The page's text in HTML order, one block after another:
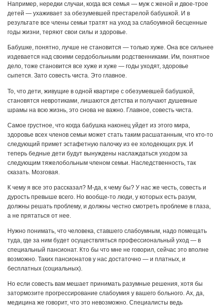
Например, нередки случаи, когда вся семья — муж с женой и двое-трое
детей — ухаживает за обезумевшей престарелой бабушкой. И в
результате все члены семьи тратят на уход за слабоумной бесценные
годы жизни, теряют свои силы и здоровье.
Бабушке, понятно, лучше не становится — только хуже. Она все сильнее
издевается над своими сердобольными родственниками. Им, понятное
дело, тоже становится все хуже и хуже — годы уходят, здоровье
сыпется. Зато совесть чиста. Это главное.
То, что дети, живущие в одной квартире с обезумевшей бабушкой,
становятся невротиками, лишаются детства и получают душевные
шрамы на всю жизнь, это снова не важно. Главное, совесть чиста.
Самое грустное, что когда бабушка наконец уйдет из этого мира,
здоровье всех членов семьи может стать таким расшатанным, что кто-то
следующий примет эстафетную палочку из ее холодеющих рук. И
теперь бедные дети будут вынуждены наслаждаться уходом за
следующим тяжелобольным членом семьи. Наследственность, так
сказать. Мозговая.
К чему я все это рассказал? М-да, к чему бы? У нас же честь, совесть и
дурость превыше всего. Но вообще-то люди, у которых есть разум,
должны решать проблему, и должны честно смотреть проблеме в глаза,
а не прятаться от нее.
Нужно понимать, что человека, ставшего слабоумным, надо помещать
туда, где за ним будет осуществляться профессиональный уход — в
специальный пансионат. Кто бы что мне не говорил, сейчас это вполне
возможно. Таких пансионатов у нас достаточно — и платных, и
бесплатных (социальных).
Но если совесть вам мешает принимать разумные решения, хотя бы
затормозите прогрессирование слабоумия у вашего больного. Ах, да,
медицина же говорит, что это невозможно. Специалисты ведь